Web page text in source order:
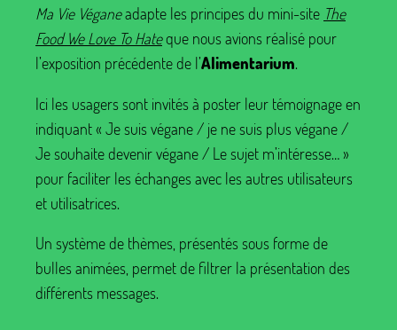
Ma Vie Véganeadapte les principes du mini-site The
Food We Love To Hateque nous avions réalisé pour
l’exposition précédente de l’Alimentarium.
Ici les usagers sont invités à poster leur témoignage en
indiquant « Je suis végane / je ne suis plus végane /
Je souhaite devenir végane / Le sujet m’intéresse…»
pour faciliter les échanges avec les autres utilisateurs
et utilisatrices.
Un système de thèmes, présentés sous forme de
bulles animées, permet de filtrer la présentation des
différents messages.